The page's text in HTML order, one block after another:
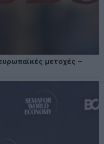
μετοχές –